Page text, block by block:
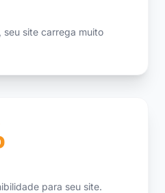
seu site carrega muito
para seu site.